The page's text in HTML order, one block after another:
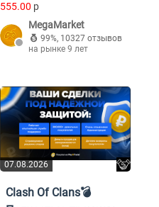
555.00 p
MegaMarket
99%, 10327 отзывов
на рынке 9 лет
07.08.2026
Clash Of Clans💣